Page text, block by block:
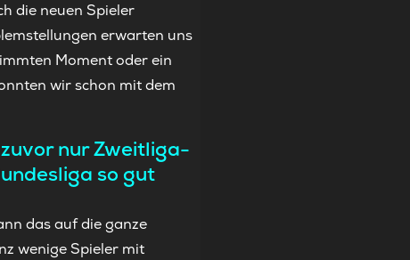
die neuen Spieler
erwarten uns
Moment oder ein
wir schon mit dem
nur Zweitliga-
so gut
das auf die ganze
wenige Spieler mit